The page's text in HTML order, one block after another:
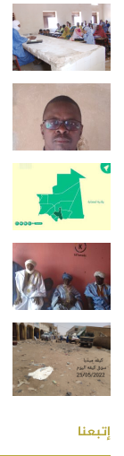
إتبعنا